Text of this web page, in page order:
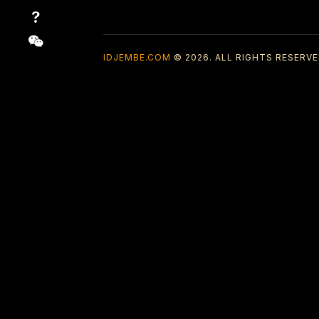
IDJEMBE.COM © 2026. ALL RIGHTS